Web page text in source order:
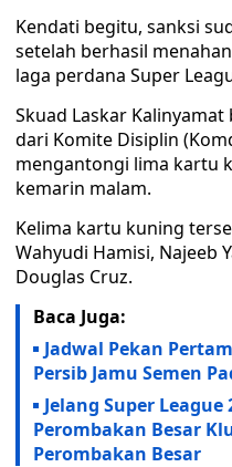
Kendati begitu, sanksi
setelah berhasil
laga perdana Super
Skuad Laskar
dari Komite Disiplin
mengantongi lima kartu
kemarin malam.
Kelima kartu kuning
Wahyudi Hamisi, Najeeb
Douglas Cruz.
Baca Juga:
Jadwal Pekan
Persib Jamu Semen
Jelang Super
Perombakan Besar
Perombakan Besar